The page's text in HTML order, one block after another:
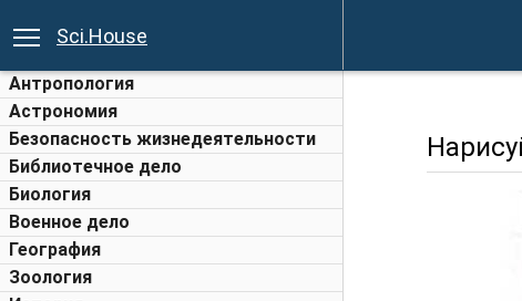
Sci.House
Антропология
Астрономия
Безопасность жизнедеятельности
Библиотечное дело
Биология
Военное дело
География
Зоология